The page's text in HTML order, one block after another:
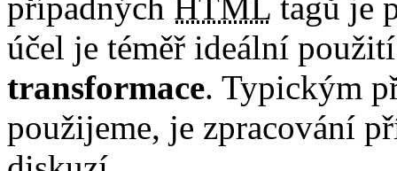
případných HTML tagů je
účel je téměř ideální
transformace. Typickým
použijeme, je zpracování